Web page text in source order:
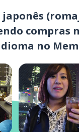
compras
no